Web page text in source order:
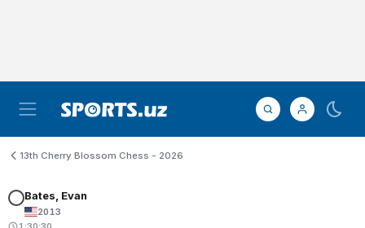
13th Cherry Blossom Chess - 2026
Bates, Evan
2013